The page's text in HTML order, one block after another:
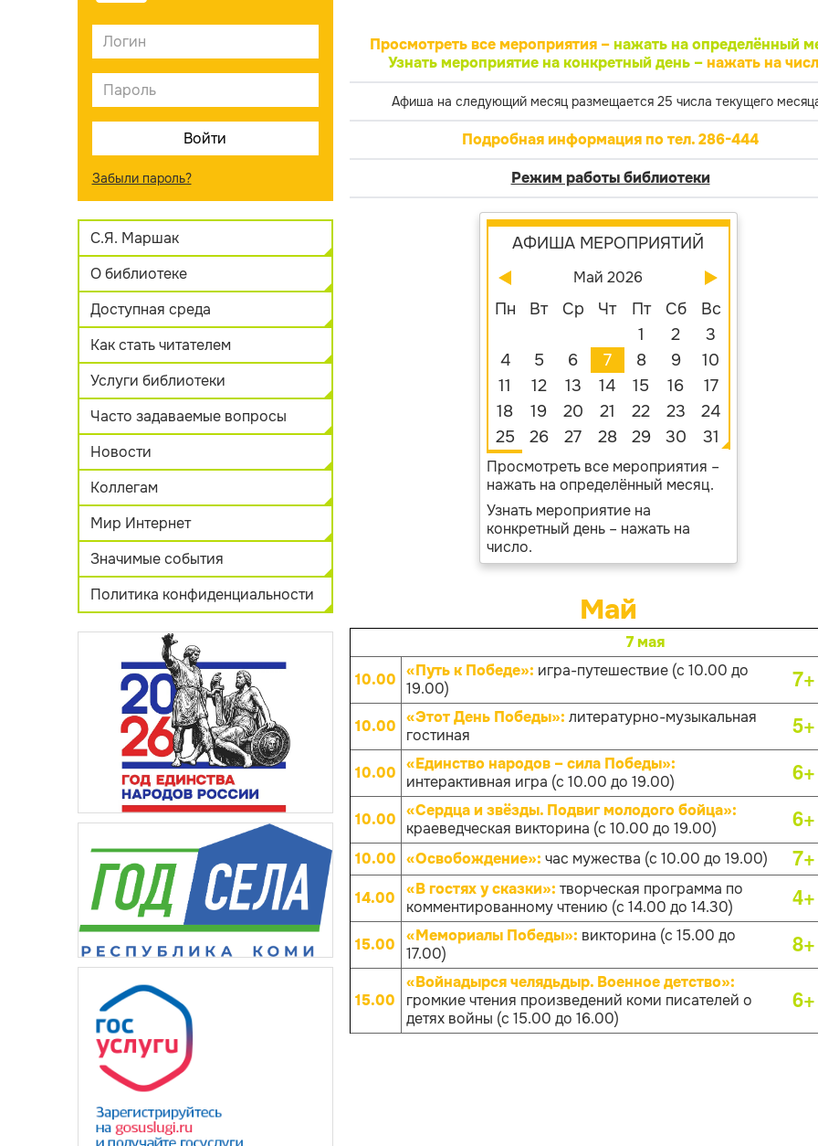
Забыли пароль?
С.Я. Маршак
О библиотеке
Доступная среда
Как стать читателем
Услуги библиотеки
Часто задаваемые вопросы
Новости
Коллегам
Мир Интернет
Значимые события
Политика конфиденциальности
Просмотреть все мероприятия – нажать на определённый
Узнать мероприятие на конкретный день –нажать на
Афиша на следующий месяц размещается 25 числа текущего
Подробная информация по тел. 286-444
Режим работы библиотеки
АФИША МЕРОПРИЯТИЙ
Май 2026
Пн Вт Ср Чт Пт Сб
Вс
1
2
3
4
5 6 7 8 9
10
11
12 13 14 15 16
17
18
19 20 21 22 23
24
25
26 27 28 29 30 31
Просмотреть все мероприятия –
нажать на определённый месяц.
Узнать мероприятие на
конкретный день – нажать на
число.
Май
7 мая
10.00 «Путь к Победе»: игра-путешествие (с 10.00 до
19.00)
7+
10.00 «Этот День Победы»: литературно-музыкальная
гостиная
5+
10.00 «Единство народов – сила Победы»:
интерактивная игра (с 10.00 до 19.00)
6+
10.00 «Сердца и звёзды. Подвиг молодого бойца»:
краеведческая викторина (с 10.00 до 19.00)
6+
10.00 «Освобождение»: час мужества (с 10.00 до 19.00) 7+
14.00 «В гостях у сказки»: творческая программа по
комментированному чтению (с 14.00 до 14.30)
4+
15.00 «Мемориалы Победы»: викторина (с 15.00 до
17.00)
8+
15.00
«Войнадырся челядьдыр. Военное детство»:
громкие чтения произведений коми писателей о
детях войны (с 15.00 до 16.00)
6+